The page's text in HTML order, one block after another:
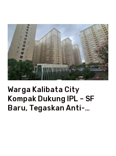
Warga Kalibata City
Kompak Dukung IPL – SF
Baru, Tegaskan Anti-